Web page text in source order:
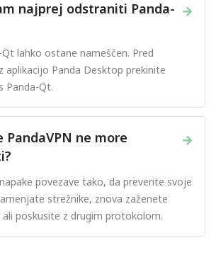
→
najprej odstraniti Panda-
Qt lahko ostane nameščen. Pred
aplikacijo Panda Desktop prekinite
Panda-Qt.
→
PandaVPN ne more
povezave tako, da preverite svoje
strežnike, znova zaženete
ali poskusite z drugim protokolom.